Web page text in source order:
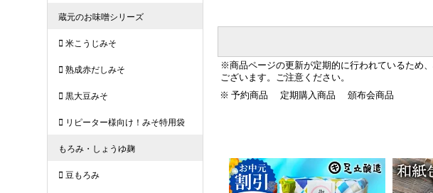
※商品ページの更新が定期的に行われているため
ございます。ご注意ください。
※ 予約商品 定期購入商品 頒布会商品